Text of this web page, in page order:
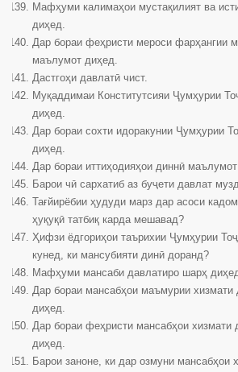
Мафҳуми калимаҳои мустақилият ва
диҳед.
Дар бораи феҳристи мероси фарҳангии
маълумот диҳед.
Дастгоҳи давлатӣ чист.
Муқаддимаи Конститутсияи Ҷумҳурии
диҳед.
Дар бораи сохти идоракунии Ҷумҳурии
диҳед.
Дар бораи иттиҳодияҳои диннӣ
Барои чӣ сархатиб аз буҷети давлат
Тағйирёбии ҳудуди марз дар асоси
ҳуқуқӣ татбиқ карда мешавад?
Ҳифзи ёдгориҳои таърихии Ҷумҳурии
кунед, ки мансубияти динӣ доранд?
Мафҳуми мансаби давлатиро шарҳ
Дар бораи мансабҳои маъмурии
диҳед.
Дар бораи феҳристи мансабҳои хизмати
диҳед.
Барои заноне, ки дар озмуни мансабҳои